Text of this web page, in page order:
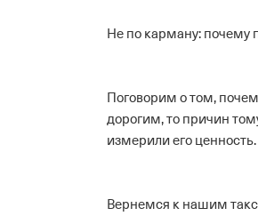
Не по карману: почему
Поговорим о том,
дорогим, то причин
измерили его ценность.
Вернемся к нашим